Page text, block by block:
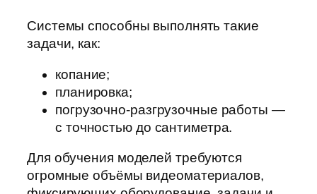
Системы способны выполнять такие
задачи, как:
копание;
планировка;
погрузочно-разгрузочные работы —
с точностью до сантиметра.
Для обучения моделей требуются
огромные объёмы видеоматериалов,